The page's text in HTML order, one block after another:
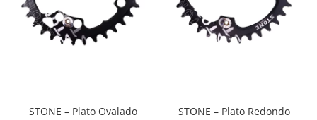
STONE – Plato Ovalado
STONE – Plato Redondo